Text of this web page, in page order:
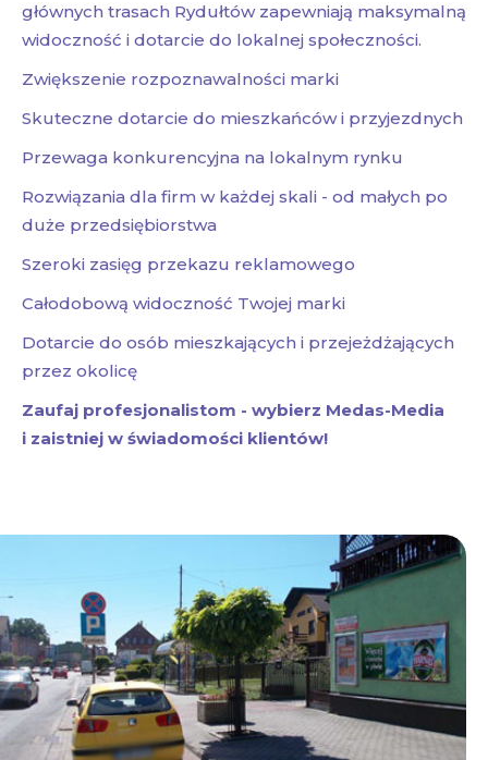
głównych trasach Rydułtów zapewniają maksymalną
widoczność i dotarcie do lokalnej społeczności.
Zwiększenie rozpoznawalności marki
Skuteczne dotarcie do mieszkańców i przyjezdnych
Przewaga konkurencyjna na lokalnym rynku
Rozwiązania dla firm w każdej skali - od małych po
duże przedsiębiorstwa
Szeroki zasięg przekazu reklamowego
Całodobową widoczność Twojej marki
Dotarcie do osób mieszkających i przejeżdżających
przez okolicę
Zaufaj profesjonalistom - wybierz Medas-Media
i zaistniej w świadomości klientów!